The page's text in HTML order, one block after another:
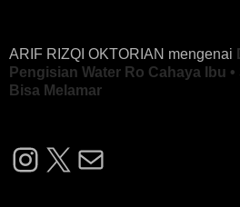
ARIF RIZQI OKTORIAN mengenai
Pengisian Water Ro Cahaya Ibu
Bisa Melamar
Instagram
X Mail